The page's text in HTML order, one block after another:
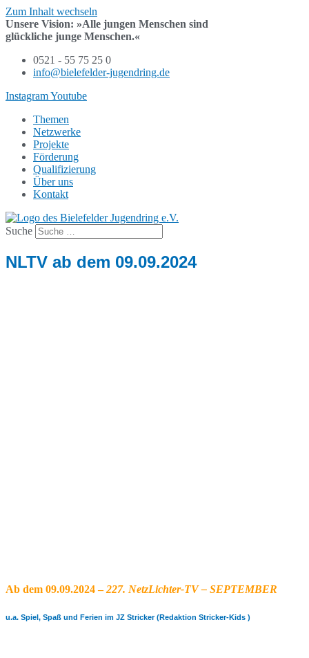
Zum Inhalt wechseln
Unsere Vision: »Alle jungen Menschen sind
glückliche junge Menschen.«
0521 - 55 75 25 0
info@bielefelder-jugendring.de
InstagramYoutube
Themen
Netzwerke
Projekte
Förderung
Qualifizierung
Über uns
Kontakt
Suche
NLTV ab dem 09.09.2024
Ab dem 09.09.2024–227. NetzLichter-TV – SEPTEMBER
u.a. Spiel, Spaß und Ferien im JZ Stricker (Redaktion Stricker-Kids )